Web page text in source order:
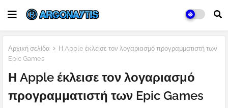
Αρχική σελίδα
Η Apple έκλεισε τον λογαριασμό προγραμματιστή των
Epic Games
Η Apple έκλεισε τον λογαριασμό
προγραμματιστή των Epic Games